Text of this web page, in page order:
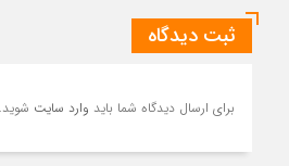
ثبت دیدگاه
برای ارسال دیدگاه شما باید وارد سایت شوید.